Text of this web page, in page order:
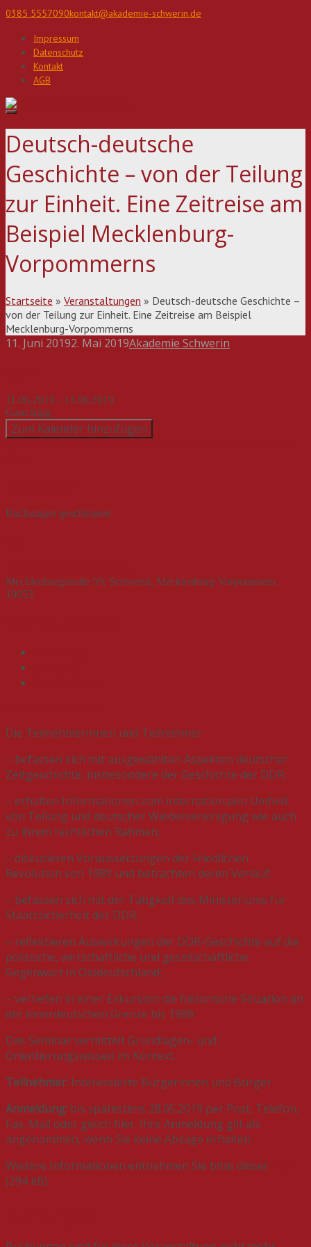
Direkt
Inhalt
0385 5557090kontakt@akademie-schwerin.de
Impressum
Datenschutz
Kontakt
AGB
Deutsch-deutsche
Geschichte – von der Teilung
zur Einheit. Eine Zeitreise am
Beispiel Mecklenburg-
Vorpommerns
Startseite » Veranstaltungen » Deutsch-deutsche Geschichte –
von der Teilung zur Einheit. Eine Zeitreise am Beispiel
Mecklenburg-Vorpommerns
11. Juni 20192. Mai 2019Akademie Schwerin
11.06.2019 - 13.06.2019
Ganztägig
Zum Kalender hinzufügen
Buchungen geschlossen
Mecklenburgstraße 59, Schwerin, Mecklenburg-Vorpommern,
19053
Die Teilnehmerinnen und Teilnehmer
– befassen sich mit ausgewählten Aspekten deutscher
Zeitgeschichte, insbesondere der Geschichte der DDR;
– erhalten Informationen zum internationalen Umfeld
von Teilung und deutscher Wiedervereinigung wie auch
zu ihrem rechtlichen Rahmen;
– diskutieren Voraussetzungen der Friedlichen
Revolution von 1989 und betrachten deren Verlauf;
– befassen sich mit der Tätigkeit des Ministeriums für
Staatssicherheit der DDR;
– reflektieren Auswirkungen der DDR-Geschichte auf die
politische, wirtschaftliche und gesellschaftliche
Gegenwart in Ostdeutschland;
– vertiefen in einer Exkursion die historische Situation an
der innerdeutschen Grenze bis 1989.
Das Seminar vermittelt Grundlagen- und
Orientierungswissen im Kontext.
Teilnehmer: Interessierte Bürgerinnen und Bürger
Anmeldung: bis spätestens 28.05.2019 per Post, Telefon,
Fax, Mail oder gleich hier. Ihre Anmeldung gilt als
angenommen, wenn Sie keine Absage erhalten
Weitere Informationen entnehmen Sie bitte dieser
(294 kB)